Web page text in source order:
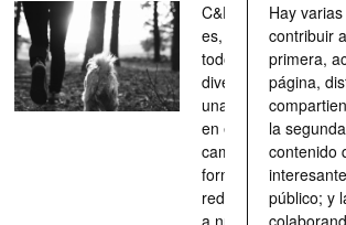
C&D Tank
es, ante
todo, un
divertimento,
una parada
en el
camino, una
forma de
redescubrir
Hay
contribuir
primera,
página,
la
contenido
público; y